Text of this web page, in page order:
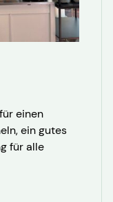
einen
ein gutes
für alle